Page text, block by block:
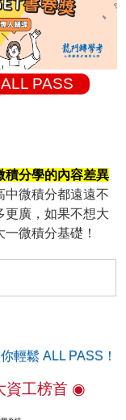
PASS
積分學的內容差異
中微積分都遠遠不
更廣，如果不想大
微積分基礎！
輕鬆 ALL PASS！
資工榜首 ◉